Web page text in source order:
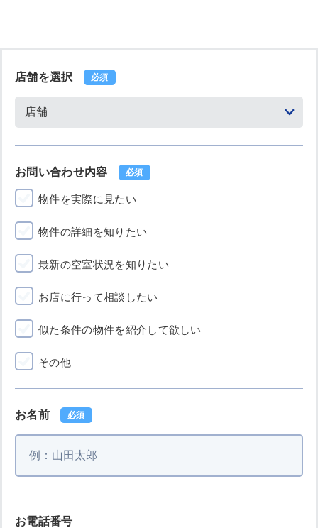
店舗を選択 必須
お問い合わせ内容 必須
物件を実際に見たい
物件の詳細を知りたい
最新の空室状況を知りたい
お店に行って相談したい
似た条件の物件を紹介して欲しい
その他
お名前 必須
お電話番号